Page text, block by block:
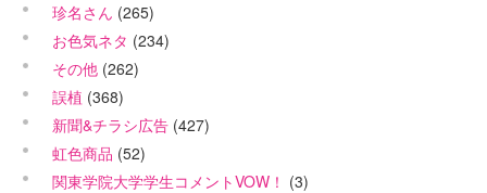
珍名さん (265)
お色気ネタ (234)
その他 (262)
誤植 (368)
新聞&チラシ広告 (427)
虹色商品 (52)
関東学院大学学生コメントVOW！ (3)